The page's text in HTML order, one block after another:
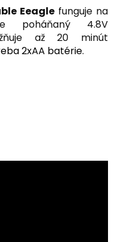
Eeaglefunguje na
poháňaný 4.8V
až 20 minút
2xAA batérie.